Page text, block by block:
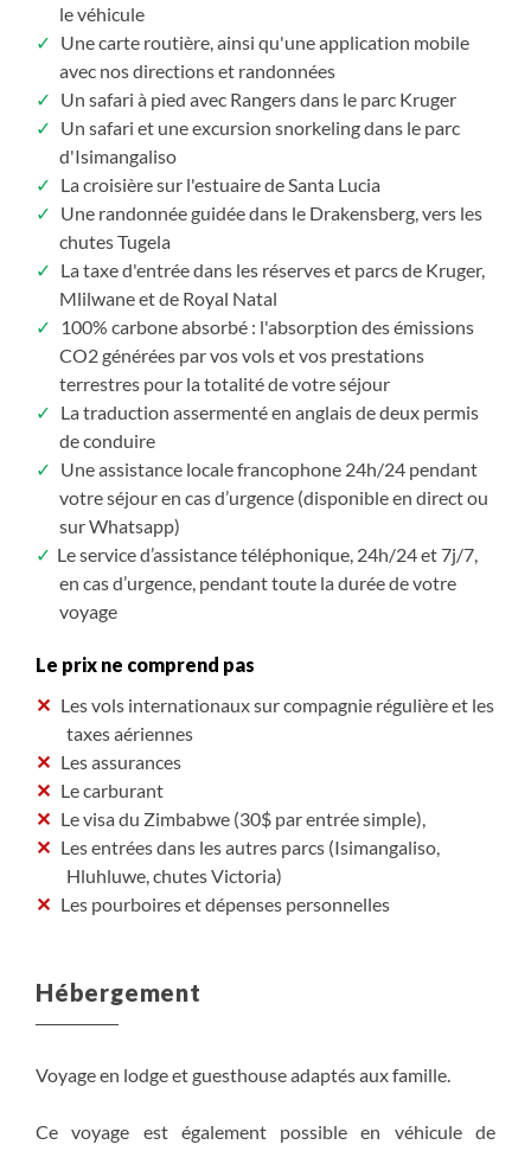
le véhicule
Une carte routière, ainsi qu'une application mobile
avec nos directions et randonnées
Un safari à pied avec Rangers dans le parc Kruger
Un safari et une excursion snorkeling dans le parc
d'Isimangaliso
La croisière sur l'estuaire de Santa Lucia
Une randonnée guidée dans le Drakensberg, vers les
chutes Tugela
La taxe d'entrée dans les réserves et parcs de Kruger,
Mlilwane et de Royal Natal
100% carbone absorbé : l'absorption des émissions
CO2 générées par vos vols et vos prestations
terrestres pour la totalité de votre séjour
La traduction assermenté en anglais de deux permis
de conduire
Une assistance locale francophone 24h/24 pendant
votre séjour en cas d’urgence (disponible en direct ou
sur Whatsapp)
Le service d’assistance téléphonique, 24h/24 et 7j/7,
en cas d’urgence, pendant toute la durée de votre
voyage
Le prix ne comprend pas
Les vols internationaux sur compagnie régulière et les
taxes aériennes
Les assurances
Le carburant
Le visa du Zimbabwe (30$ par entrée simple),
Les entrées dans les autres parcs (Isimangaliso,
Hluhluwe, chutes Victoria)
Les pourboires et dépenses personnelles
Hébergement
Voyage en lodge et guesthouse adaptés aux famille.
Ce voyage est également possible en véhicule de